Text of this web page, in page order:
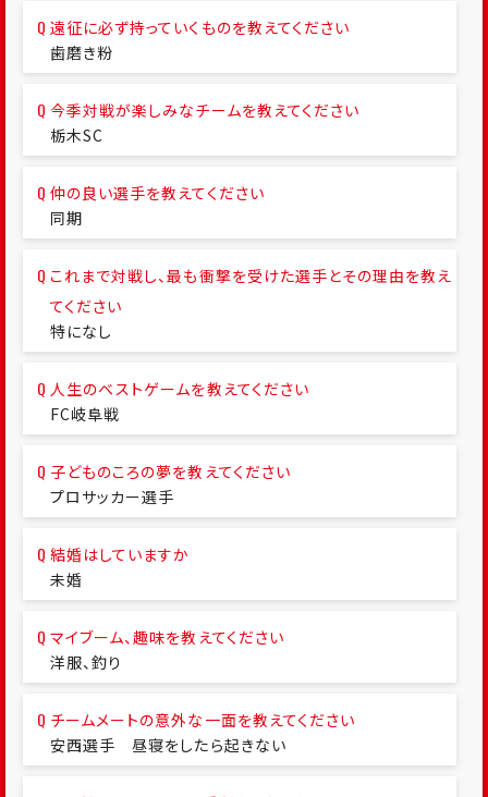
遠征に必ず持っていくものを教えてください
歯磨き粉
今季対戦が楽しみなチームを教えてください
栃木SC
仲の良い選手を教えてください
同期
これまで対戦し、最も衝撃を受けた選手とその理由を教え
てください
特になし
人生のベストゲームを教えてください
FC岐阜戦
子どものころの夢を教えてください
プロサッカー選手
結婚はしていますか
未婚
マイブーム、趣味を教えてください
洋服、釣り
チームメートの意外な一面を教えてください
安西選手 昼寝をしたら起きない